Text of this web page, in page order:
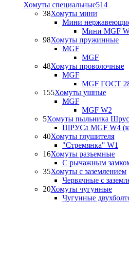
Хомуты специальные514
38Хомуты мини
Мини
Мини MGF
98Хомуты пружинные
MGF
MGF
48Хомуты проволочные
MGF
MGF ГОСТ
155Хомуты ушные
MGF
MGF W2
5Хомуты пыльника
ШРУСа MGF W4
40Хомуты глушителя
"Стремянка" W1
16Хомуты разъемные
С рычажным
35Хомуты с заземлением
Червячные с
20Хомуты чугунные
Чугунные